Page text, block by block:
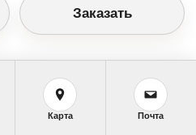
календарь
Заказать
Карта Почта